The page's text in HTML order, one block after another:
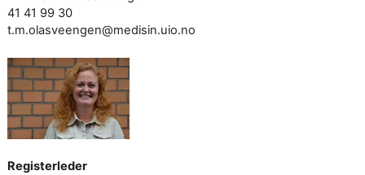
41 41 99 30
t.m.olasveengen@medisin.uio.no
Registerleder